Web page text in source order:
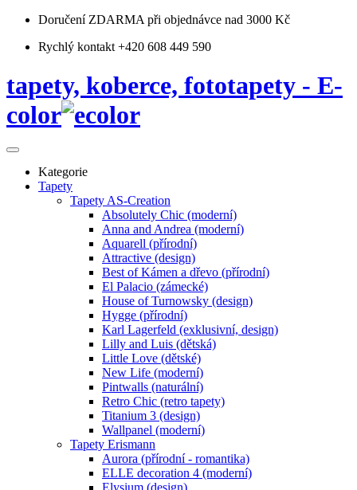
Doručení ZDARMA při objednávce nad 3000 Kč
Rychlý kontakt +420 608 449 590
tapety, koberce, fototapety - E-
color
Kategorie
Tapety
Tapety AS-Creation
Absolutely Chic (moderní)
Anna and Andrea (moderní)
Aquarell (přírodní)
Attractive (design)
Best of Kámen a dřevo (přírodní)
El Palacio (zámecké)
House of Turnowsky (design)
Hygge (přírodní)
Karl Lagerfeld (exklusivní, design)
Lilly and Luis (dětská)
Little Love (dětské)
New Life (moderní)
Pintwalls (naturální)
Retro Chic (retro tapety)
Titanium 3 (design)
Wallpanel (moderní)
Tapety Erismann
Aurora (přírodní - romantika)
ELLE decoration 4 (moderní)
Elysium (design)